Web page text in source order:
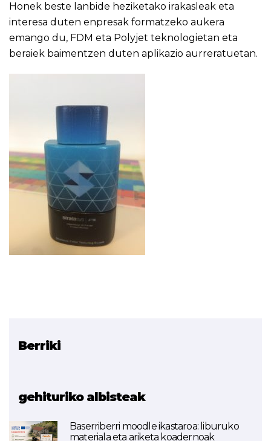
Honek beste lanbide heziketako irakasleak eta
interesa duten enpresak formatzeko aukera
emango du, FDM eta Polyjet teknologietan eta
beraiek baimentzen duten aplikazio aurreratuetan.
Berriki
gehituriko albisteak
Baserriberri moodle ikastaroa: liburuko
materiala eta ariketa koadernoak